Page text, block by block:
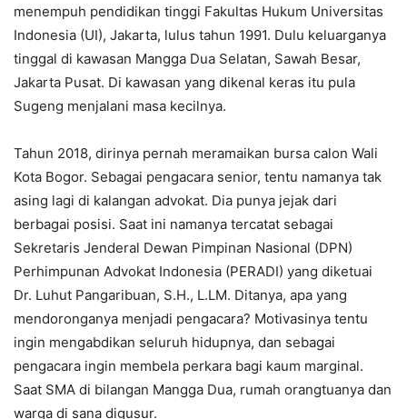
menempuh pendidikan tinggi Fakultas Hukum Universitas
Indonesia (UI), Jakarta, lulus tahun 1991. Dulu keluarganya
tinggal di kawasan Mangga Dua Selatan, Sawah Besar,
Jakarta Pusat. Di kawasan yang dikenal keras itu pula
Sugeng menjalani masa kecilnya.
Tahun 2018, dirinya pernah meramaikan bursa calon Wali
Kota Bogor. Sebagai pengacara senior, tentu namanya tak
asing lagi di kalangan advokat. Dia punya jejak dari
berbagai posisi. Saat ini namanya tercatat sebagai
Sekretaris Jenderal Dewan Pimpinan Nasional (DPN)
Perhimpunan Advokat Indonesia (PERADI) yang diketuai
Dr. Luhut Pangaribuan, S.H., L.LM. Ditanya, apa yang
mendoronganya menjadi pengacara? Motivasinya tentu
ingin mengabdikan seluruh hidupnya, dan sebagai
pengacara ingin membela perkara bagi kaum marginal.
Saat SMA di bilangan Mangga Dua, rumah orangtuanya dan
warga di sana digusur.